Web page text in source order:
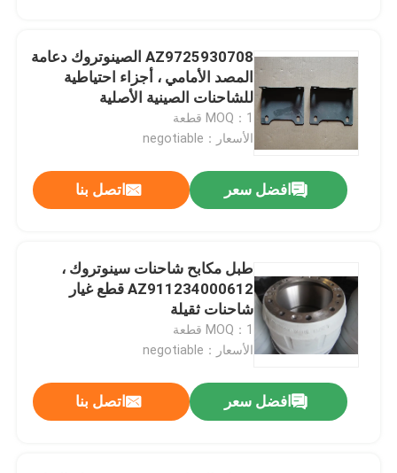
AZ9725930708 الصينوتروك دعامة
المصد الأمامي ، أجزاء احتياطية
للشاحنات الصينية الأصلية
MOQ：1 قطعة
الأسعار：negotiable
افضل سعر اتصل بنا
طبل مكابح شاحنات سينوتروك ،
AZ911234000612 قطع غيار
شاحنات ثقيلة
MOQ：1 قطعة
الأسعار：negotiable
افضل سعر اتصل بنا